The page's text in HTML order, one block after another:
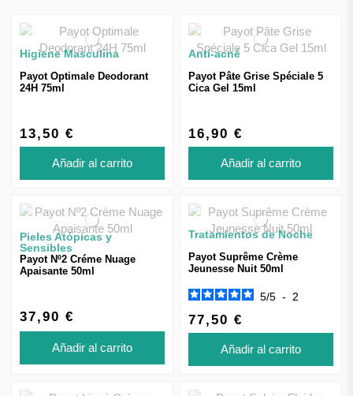
Higiene Masculina
Payot Optimale Deodorant
24H 75ml
13,50 €
Añadir al carrito
Anti-acné
Payot Pâte Grise Spéciale 5
Cica Gel 15ml
16,90 €
Añadir al carrito
Pieles Atópicas y
Sensibles
Payot Nº2 Créme Nuage
Apaisante 50ml
37,90 €
Añadir al carrito
Tratamientos de Noche
Payot Suprême Crème
Jeunesse Nuit 50ml
5/5 - 2
77,50 €
Añadir al carrito